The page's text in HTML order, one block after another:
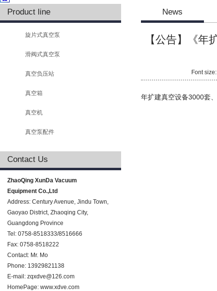
Product line
旋片式真空泵
滑阀式真空泵
真空负压站
真空箱
真空机
真空泵配件
Contact Us
ZhaoQing XunDa Vacuum
Equipment Co.,Ltd
Address: Century Avenue, Jindu Town,
Gaoyao District, Zhaoqing City,
Guangdong Province
Tel: 0758-8518333/8516666
Fax: 0758-8518222
Contact: Mr. Mo
Phone: 13929821138
E-mail: zqxdve@126.com
HomePage: www.xdve.com
News
【公告】《
Font
年扩建真空设备3000套